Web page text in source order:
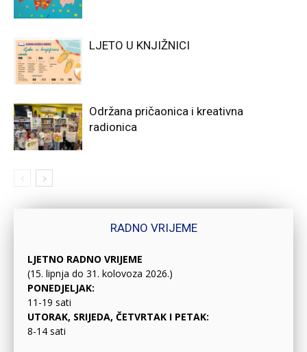
LJETO U KNJIŽNICI
Održana pričaonica i kreativna
radionica
RADNO VRIJEME
LJETNO RADNO VRIJEME
(15. lipnja do 31. kolovoza 2026.)
PONEDJELJAK:
11-19 sati
UTORAK, SRIJEDA, ČETVRTAK I PETAK:
8-14 sati